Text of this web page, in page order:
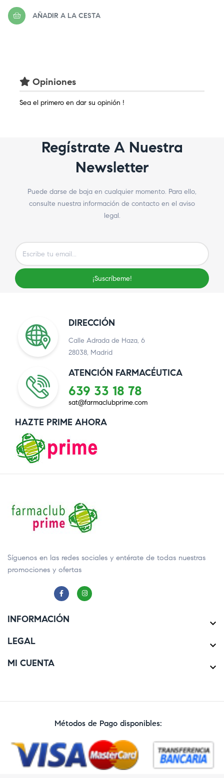
AÑADIR A LA CESTA
Opiniones
Sea el primero en dar su opinión !
Regístrate A Nuestra
Newsletter
Puede darse de baja en cualquier momento. Para ello,
consulte nuestra información de contacto en el aviso
legal.
¡Suscríbeme!
DIRECCIÓN
Calle Adrada de Haza, 6
28038, Madrid
ATENCIÓN FARMACÉUTICA
639 33 18 78
sat@farmaclubprime.com
HAZTE PRIME AHORA
Síguenos en las redes sociales y entérate de todas nuestras
promociones y ofertas
INFORMACIÓN 
LEGAL 
MI CUENTA 
Métodos de Pago disponibles: